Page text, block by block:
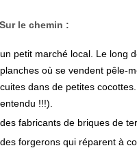
Sur le chemin :
un petit marché local. Le long
planches où se vendent pêle-
cuites dans de petites
entendu !!!).
des fabricants de briques de
des forgerons qui réparent à